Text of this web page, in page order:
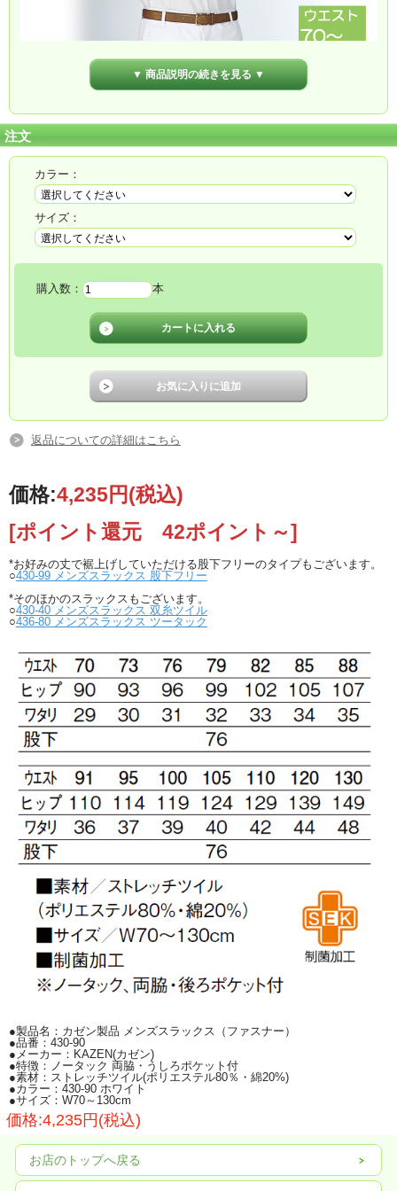
ストレッチ性のある生地を使用しているので、履き心地快適です。
ノータックなので腰周りにもたつきが無く、すっきりとしてとてもスタイリッシ
ュな男性用スラックスです。
前ファスナー仕様なので脱ぎ着も楽に行えます。
股下は76ｃｍで裾上げ処理済みです。
両脇・後ろポケット付、ウエストベルト通し付。
制菌加工加工を施した素材をしようしています。洗濯耐久性もある丈夫な素材で
す。
▼ 商品説明の続きを見る ▼
注文
カラー：
サイズ：
購入数： 本
返品についての詳細はこちら
価格:4,235円(税込)
[ポイント還元 42ポイント～]
*お好みの丈で裾上げしていただける股下フリーのタイプもございます。
○430-99 メンズスラックス 股下フリー
*そのほかのスラックスもございます。
○430-40 メンズスラックス 双糸ツイル
○436-80 メンズスラックス ツータック
●製品名：カゼン製品 メンズスラックス（ファスナー）
●品番：430-90
●メーカー：KAZEN(カゼン)
●特徴：ノータック 両脇・うしろポケット付
●素材：ストレッチツイル(ポリエステル80％・綿20%)
●カラー：430-90 ホワイト
●サイズ：W70～130cm
価格:4,235円(税込)
お店のトップへ戻る